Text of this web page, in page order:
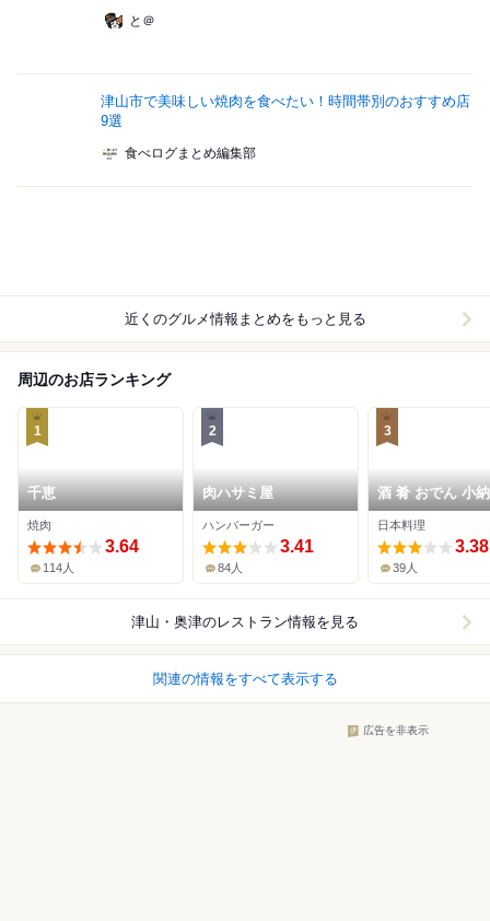
と＠
津山市で美味しい焼肉を食べたい！時間帯別のおすすめ店
9選
食べログまとめ編集部
近くのグルメ情報まとめをもっと見る
周辺のお店ランキング
1
千恵
焼肉
3.64
114人
2
肉ハサミ屋
ハンバーガー
3.41
84人
3
酒 肴 おでん 小
日本料理
3.38
39人
津山・奥津のレストラン情報を見る
関連の情報をすべて表示する
広告を非表示